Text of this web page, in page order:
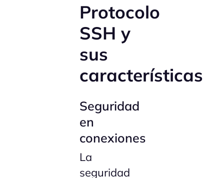
Protocolo
SSH y
sus
características
Seguridad
en
conexiones
La
seguridad